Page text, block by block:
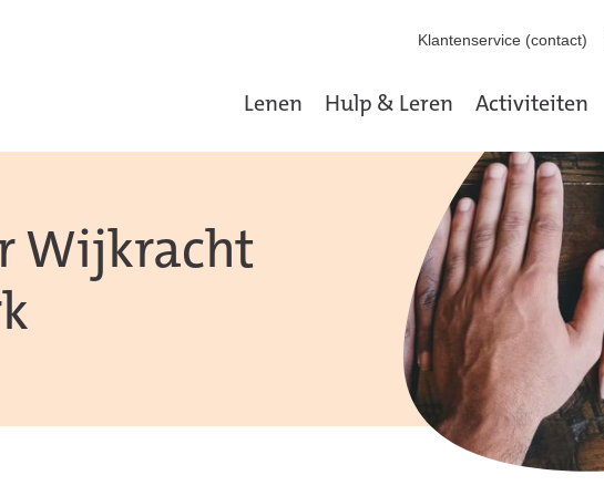
Lenen Hulp & Leren Activiteiten
Klantenservice (contact)
Wijkracht